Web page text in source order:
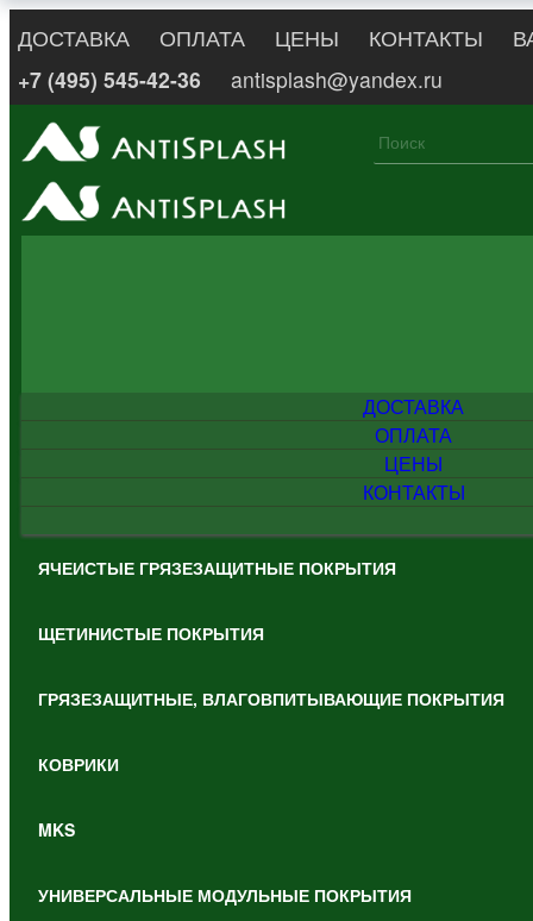
ДОСТАВКА ОПЛАТА ЦЕНЫ КОНТАКТЫ
+7 (495) 545-42-36
antisplash@yandex.ru
ДОСТАВКА
ОПЛАТА
ЦЕНЫ
КОНТАКТЫ
ЯЧЕИСТЫЕ ГРЯЗЕЗАЩИТНЫЕ ПОКРЫТИЯ
ЩЕТИНИСТЫЕ ПОКРЫТИЯ
ГРЯЗЕЗАЩИТНЫЕ, ВЛАГОВПИТЫВАЮЩИЕ ПОКРЫТИЯ
КОВРИКИ
MKS
УНИВЕРСАЛЬНЫЕ МОДУЛЬНЫЕ ПОКРЫТИЯ